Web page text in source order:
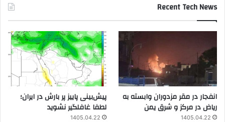
Recent Tech News
انفجار در مقر مزدوران وابسته به
ریاض در مرکز و شرق یمن
1405.04.22
پیش‌بینی پاییز پر بارش در ایران؛
لطفا غافلگیر نشوید
1405.04.22